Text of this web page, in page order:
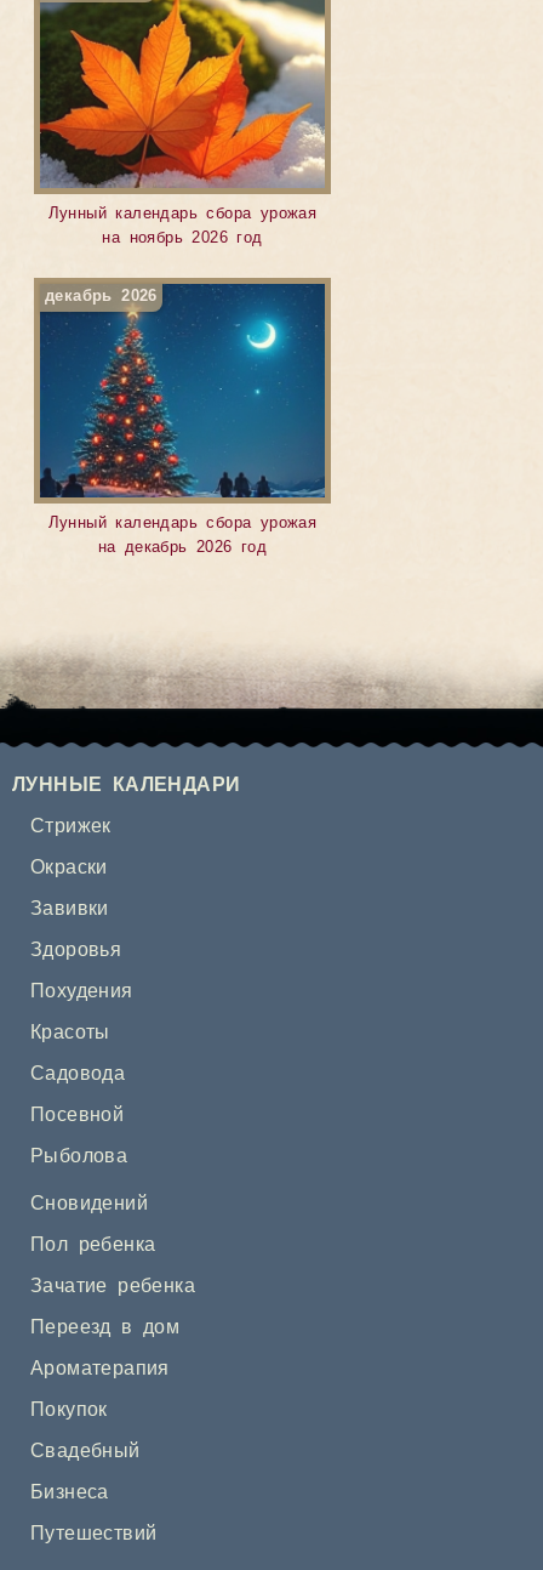
Лунный календарь сбора урожая
на ноябрь 2026 год
декабрь 2026
Лунный календарь сбора урожая
на декабрь 2026 год
ЛУННЫЕ КАЛЕНДАРИ
Стрижек
Окраски
Завивки
Здоровья
Похудения
Красоты
Садовода
Посевной
Рыболова
Сновидений
Пол ребенка
Зачатие ребенка
Переезд в дом
Ароматерапия
Покупок
Свадебный
Бизнеса
Путешествий